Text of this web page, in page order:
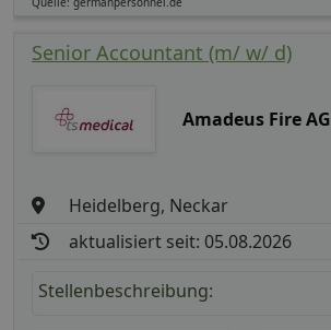
Senior Accountant (m/ w/ d)
Amadeus Fire AG
Heidelberg, Neckar
aktualisiert seit: 05.08.2026
Stellenbeschreibung: